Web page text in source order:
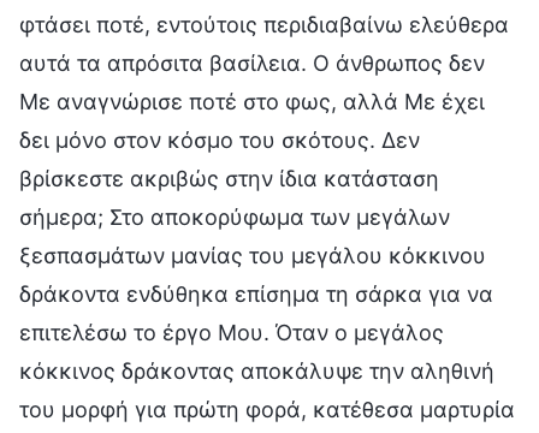
φτάσει ποτέ, εντούτοις περιδιαβαίνω ελεύθερα
αυτά τα απρόσιτα βασίλεια. Ο άνθρωπος δεν
Με αναγνώρισε ποτέ στο φως, αλλά Με έχει
δει μόνο στον κόσμο του σκότους. Δεν
βρίσκεστε ακριβώς στην ίδια κατάσταση
σήμερα; Στο αποκορύφωμα των μεγάλων
ξεσπασμάτων μανίας του μεγάλου κόκκινου
δράκοντα ενδύθηκα επίσημα τη σάρκα για να
επιτελέσω το έργο Μου. Όταν ο μεγάλος
κόκκινος δράκοντας αποκάλυψε την αληθινή
του μορφή για πρώτη φορά, κατέθεσα μαρτυρία